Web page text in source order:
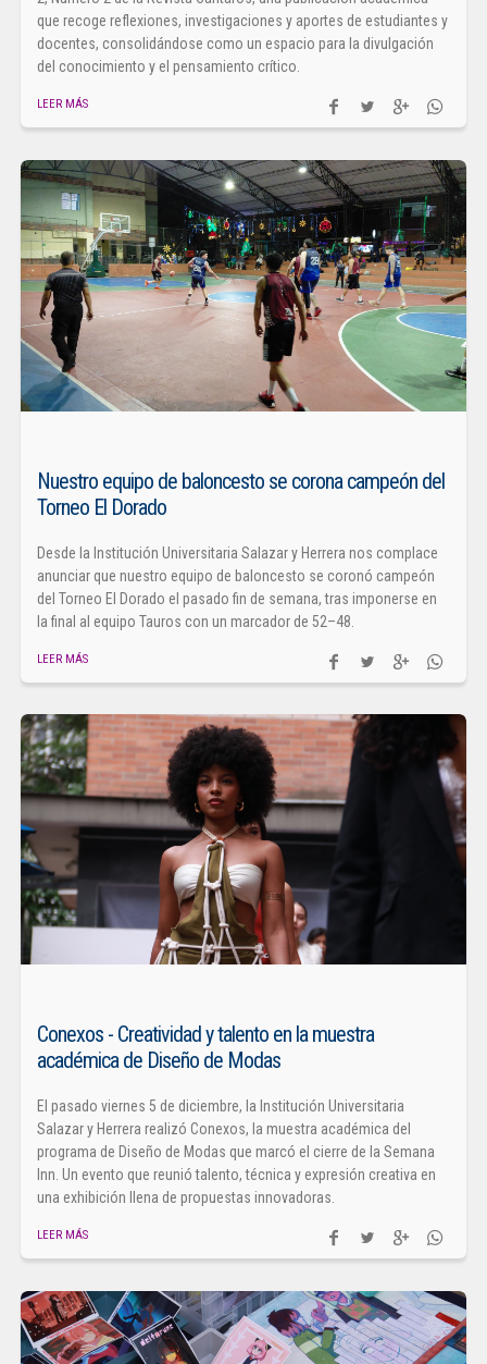
que recoge reflexiones, investigaciones y aportes de estudiantes y
docentes, consolidándose como un espacio para la divulgación
del conocimiento y el pensamiento crítico.
LEER MÁS
Nuestro equipo de baloncesto se corona campeón del
Torneo El Dorado
Desde la Institución Universitaria Salazar y Herrera nos complace
anunciar que nuestro equipo de baloncesto se coronó campeón
del Torneo El Dorado el pasado fin de semana, tras imponerse en
la final al equipo Tauros con un marcador de 52–48.
LEER MÁS
Conexos - Creatividad y talento en la muestra
académica de Diseño de Modas
El pasado viernes 5 de diciembre, la Institución Universitaria
Salazar y Herrera realizó Conexos, la muestra académica del
programa de Diseño de Modas que marcó el cierre de la Semana
Inn. Un evento que reunió talento, técnica y expresión creativa en
una exhibición llena de propuestas innovadoras.
LEER MÁS